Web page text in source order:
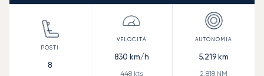
8
830 km/h
448kts
5.219km
2.818 NM